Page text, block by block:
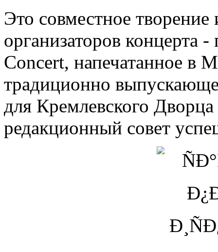
Это совместное
организаторов концерта
Concert, напечатанное в
традиционно
для Кремлевского
редакционный совет